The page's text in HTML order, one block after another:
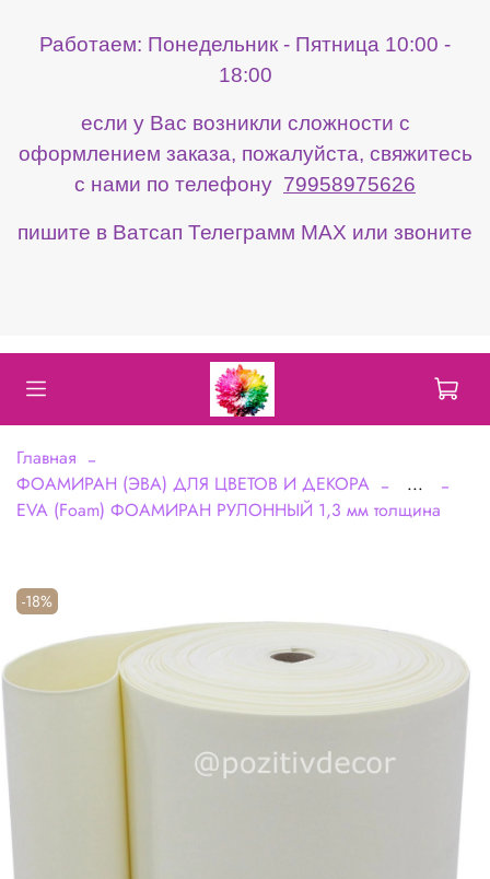
Работаем: Понедельник - Пятница 10:00 -
18:00
если у Вас возникли сложности с
оформлением заказа, пожалуйста, свяжитесь
с нами по телефону 79958975626
пишите в Ватсап Телеграмм МАХ или звоните
Главная
ФОАМИРАН (ЭВА) ДЛЯ ЦВЕТОВ И ДЕКОРА
...
EVA (Foam) ФОАМИРАН РУЛОННЫЙ 1,3 мм толщина
-18%